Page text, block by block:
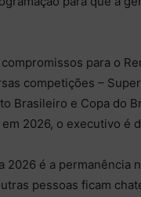
para o
competições –
Brasileiro e Copa do
2026, o executivo é
2026 é a
pessoas ficam